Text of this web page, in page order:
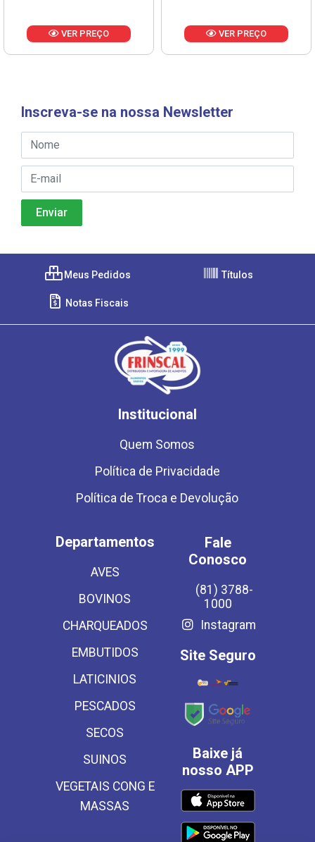
VER PREÇO VER PREÇO
Inscreva-se na nossa Newsletter
Meus Pedidos Títulos
Notas Fiscais
Institucional
Quem Somos
Política de Privacidade
Política de Troca e Devolução
Departamentos
AVES
BOVINOS
CHARQUEADOS
EMBUTIDOS
LATICINIOS
PESCADOS
SECOS
SUINOS
VEGETAIS CONG E
MASSAS
Fale
Conosco
(81) 3788-
1000
Instagram
Site Seguro
Baixe já
nosso APP